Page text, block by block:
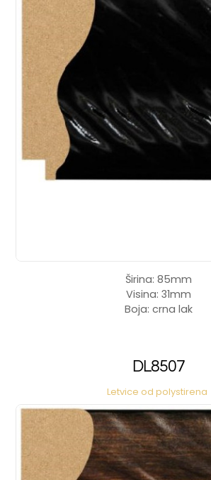
Širina: 85mm
Visina: 31mm
Boja: crna lak
DL8507
Letvice od polystirena